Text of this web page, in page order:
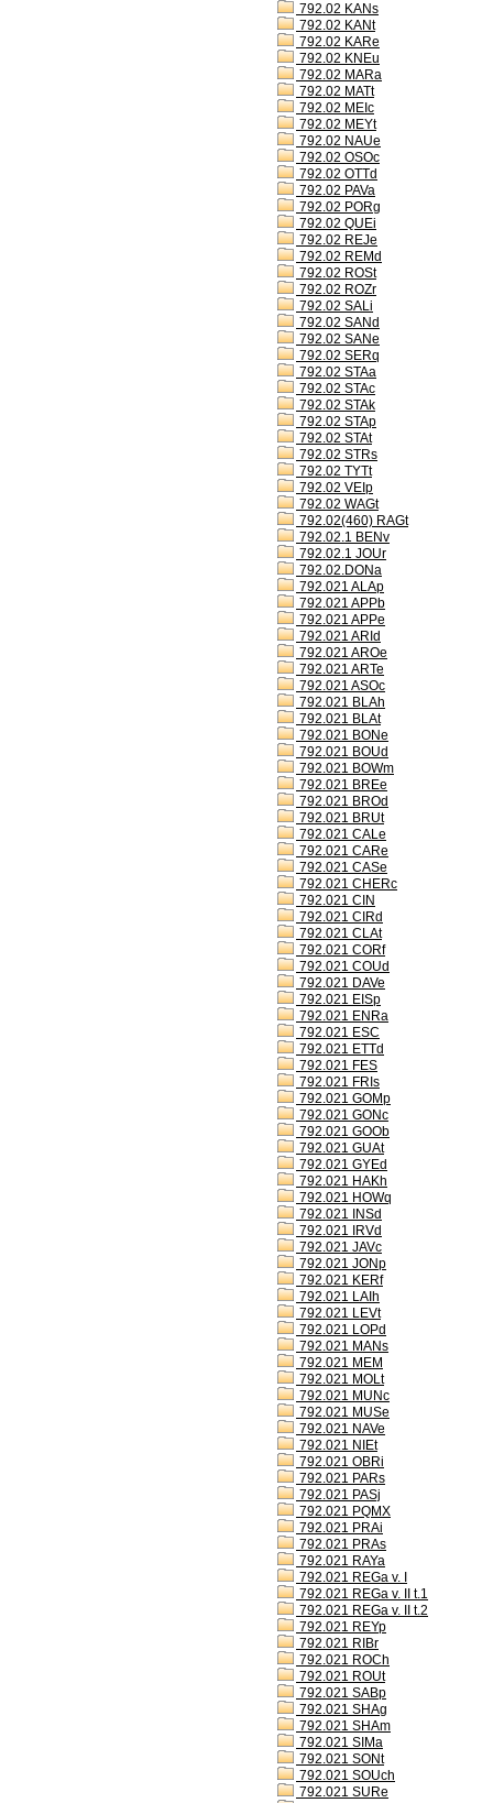
792.02 KANs
792.02 KANt
792.02 KARe
792.02 KNEu
792.02 MARa
792.02 MATt
792.02 MEIc
792.02 MEYt
792.02 NAUe
792.02 OSOc
792.02 OTTd
792.02 PAVa
792.02 PORg
792.02 QUEi
792.02 REJe
792.02 REMd
792.02 ROSt
792.02 ROZr
792.02 SALi
792.02 SANd
792.02 SANe
792.02 SERq
792.02 STAa
792.02 STAc
792.02 STAk
792.02 STAp
792.02 STAt
792.02 STRs
792.02 TYTt
792.02 VEIp
792.02 WAGt
792.02(460) RAGt
792.02.1 BENv
792.02.1 JOUr
792.02.DONa
792.021 ALAp
792.021 APPb
792.021 APPe
792.021 ARId
792.021 AROe
792.021 ARTe
792.021 ASOc
792.021 BLAh
792.021 BLAt
792.021 BONe
792.021 BOUd
792.021 BOWm
792.021 BREe
792.021 BROd
792.021 BRUt
792.021 CALe
792.021 CARe
792.021 CASe
792.021 CHERc
792.021 CIN
792.021 CIRd
792.021 CLAt
792.021 CORf
792.021 COUd
792.021 DAVe
792.021 EISp
792.021 ENRa
792.021 ESC
792.021 ETTd
792.021 FES
792.021 FRIs
792.021 GOMp
792.021 GONc
792.021 GOOb
792.021 GUAt
792.021 GYEd
792.021 HAKh
792.021 HOWq
792.021 INSd
792.021 IRVd
792.021 JAVc
792.021 JONp
792.021 KERf
792.021 LAIh
792.021 LEVt
792.021 LOPd
792.021 MANs
792.021 MEM
792.021 MOLt
792.021 MUNc
792.021 MUSe
792.021 NAVe
792.021 NIEt
792.021 OBRi
792.021 PARs
792.021 PASj
792.021 PQMX
792.021 PRAi
792.021 PRAs
792.021 RAYa
792.021 REGa v. I
792.021 REGa v. II t.1
792.021 REGa v. II t.2
792.021 REYp
792.021 RIBr
792.021 ROCh
792.021 ROUt
792.021 SABp
792.021 SHAg
792.021 SHAm
792.021 SIMa
792.021 SONt
792.021 SOUch
792.021 SURe